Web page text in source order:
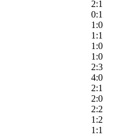
2:1
0:1
1:0
1:1
1:0
1:0
2:3
4:0
2:1
2:0
2:2
1:2
1:1